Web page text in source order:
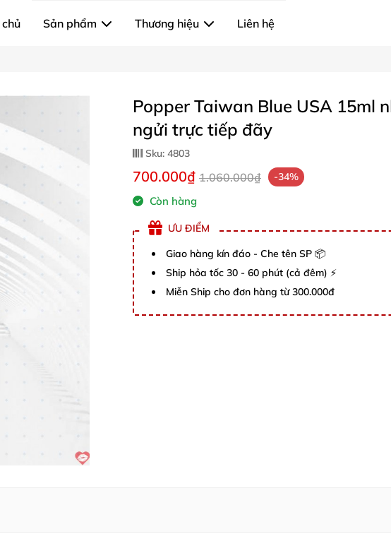
Sản phẩm Thương hiệu Liên hệ
Popper Taiwan Blue USA 15ml
ngửi trực tiếp đãy
Sku: 4803
700.000₫ 1.060.000₫ -34%
Còn hàng
ƯU ĐIỂM
Giao hàng kín đáo - Che tên SP 📦
Ship hỏa tốc 30 - 60 phút (cả đêm) ⚡
Miễn Ship cho đơn hàng từ 300.000đ